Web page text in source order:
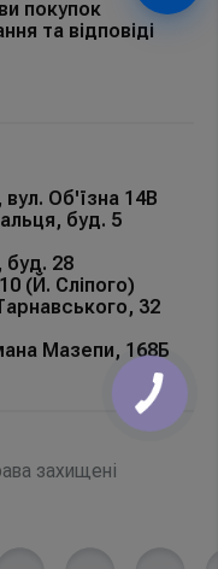
покупок
та відповіді
Об'їзна 14В
буд. 5
буд. 28
(Й. Сліпого)
32
Мазепи, 168Б
захищені